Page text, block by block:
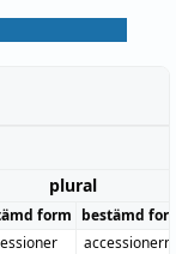
plural
form bestämd